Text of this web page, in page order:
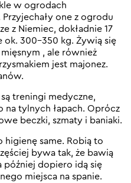
w ogrodach
one z ogrodu
z Niemiec, dokładnie 17
ok. 300-350 kg. Żywią się
, ale również
jest majonez.
treningi medyczne,
na tylnych łapach. Oprócz
beczki, szmaty i baniaki.
higienę same. Robią to
bywa tak, że bawią
później dopiero idą się
miejsca na spanie.